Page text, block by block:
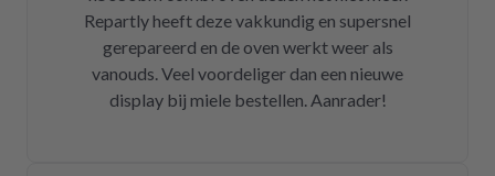
Repartly heeft deze vakkundig en supersnel
gerepareerd en de oven werkt weer als
vanouds. Veel voordeliger dan een nieuwe
display bij miele bestellen. Aanrader!